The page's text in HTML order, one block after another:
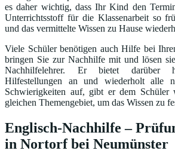
es daher wichtig, dass Ihr Kind den
Unterrichtsstoff für die Klassenarbeit so
und das vermittelte Wissen zu Hause
Viele Schüler benötigen auch Hilfe bei
bringen Sie zur Nachhilfe mit und lösen
Nachhilfelehrer. Er bietet darüber
Hilfestellungen an und wiederholt alle
Schwierigkeiten auf, gibt er dem Schüler
gleichen Themengebiet, um das Wissen zu
Englisch-Nachhilfe –
in Nortorf bei Neumünster